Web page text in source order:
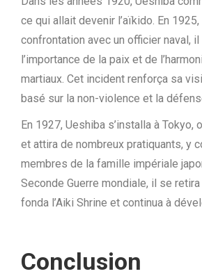
ce qui allait devenir l’aïkido. En
confrontation avec un officier naval,
l’importance de la paix et de
martiaux. Cet incident renforça sa
basé sur la non-violence et la
En 1927, Ueshiba s’installa à Tokyo,
et attira de nombreux pratiquants, y
membres de la famille impériale
Seconde Guerre mondiale, il se
fonda l’Aiki Shrine et continua à
Conclusion